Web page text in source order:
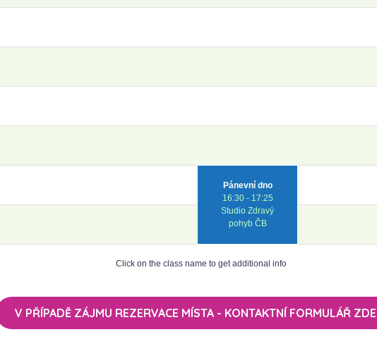
Pánevní dno
16:30 - 17:25
Studio Zdravý
pohyb ČB
Click on the class name to get additional info
V PŘÍPADĚ ZÁJMU REZERVACE MÍSTA - KONTAKTNÍ FORMULÁŘ ZDE